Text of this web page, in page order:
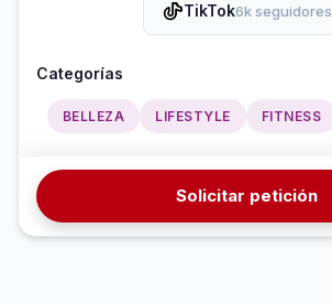
TikTok6k seguidores
Categorías
BELLEZA LIFESTYLE FITNESS
Solicitar petición